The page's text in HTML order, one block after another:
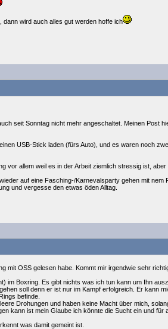
wird auch alles gut werden hoffe ich
seit Sonntag nicht mehr angeschaltet. Meinen Post
USB-Stick laden (fürs Auto), und es waren noch
vor allem weil es in der Arbeit ziemlich stressig ist,
auf eine Fasching-/Karnevalsparty gehen mit
und vergesse den etwas öden Alltag.
mit OSS gelesen habe. Kommt mir irgendwie sehr
im Boxring. Es gibt nichts was ich tun kann um Ihn
soll denn er ist nur im Kampf erfolgreich. Er kann
befinde.
Drohungen und haben keine Macht über mich,
kann ist mein Glaube ich könnte die Sucht ein und für
was damit gemeint ist.